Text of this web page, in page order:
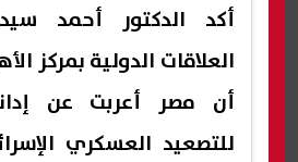
أكد الدكتور أحمد
العلاقات الدولية بمركز
أن مصر أعربت عن
للتصعيد العسكري